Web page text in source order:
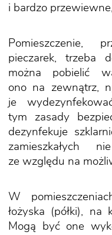
i bardzo
Pomieszczenie,
pieczarek, trzeba
można pobielić
ono na zewnątrz,
je
tym zasady
dezynfekuje
zamieszkałych
ze względu na
W
łożyska (półki), na
Mogą być one